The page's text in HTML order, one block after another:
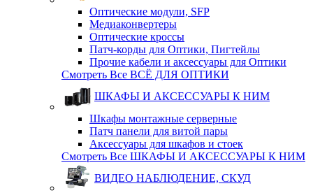
Оптические модули, SFP
Медиаконвертеры
Оптические кросcы
Патч-корды для Оптики, Пигтейлы
Прочие кабели и аксессуары для Оптики
Смотреть Все ВСЁ ДЛЯ ОПТИКИ
ШКАФЫ И АКСЕССУАРЫ К НИМ
Шкафы монтажные серверные
Патч панели для витой пары
Аксессуары для шкафов и стоек
Смотреть Все ШКАФЫ И АКСЕССУАРЫ К НИМ
ВИДЕО НАБЛЮДЕНИЕ, СКУД